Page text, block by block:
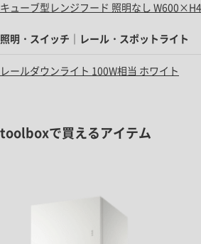
キューブ型レンジフード 照明なし
照明・スイッチ｜レール・スポットライト
レールダウンライト 100W相当 ホワイト
toolboxで買えるアイテム